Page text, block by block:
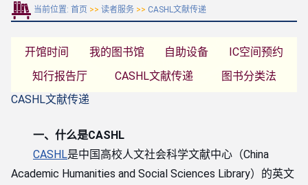
当前位置: 首页 >> 读者服务 >> CASHL文献传递
CASHL文献传递
一、 什么是CASHL
CASHL是中国高校人文社会科学文献中心（China
Academic Humanities and Social Sciences Library）的英文
开馆时间 我的图书馆 自助设备
IC空间预约
知行报告厅
CASHL文献传递 图书分类法